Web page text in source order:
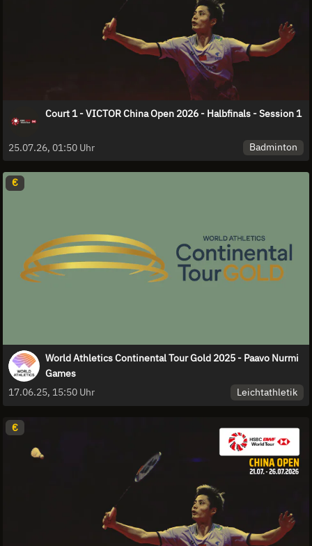
Court 1 - VICTOR China Open 2026 - Halbfinals - Session 1
25.07.26, 01:50 Uhr Badminton
€
World Athletics Continental Tour Gold 2025 - Paavo Nurmi
Games
17.06.25, 15:50 Uhr
Leichtathletik
€